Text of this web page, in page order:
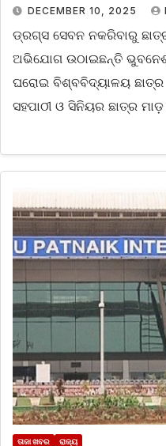
DECEMBER 10, 2025
ଡ୍ରଗ୍ସ ସେବନ ନକରିବାରୁ
ଅଭିଯୋଗ ଉଠାଇଛନ୍ତି
ଘରୋଇ ବିଶ୍ବବିଦ୍ୟାଳୟ
ସହପାଠୀ ଓ ସିନିୟର ଛାତ୍ର
ତାଜା ଖବର ରାଜ୍ୟ